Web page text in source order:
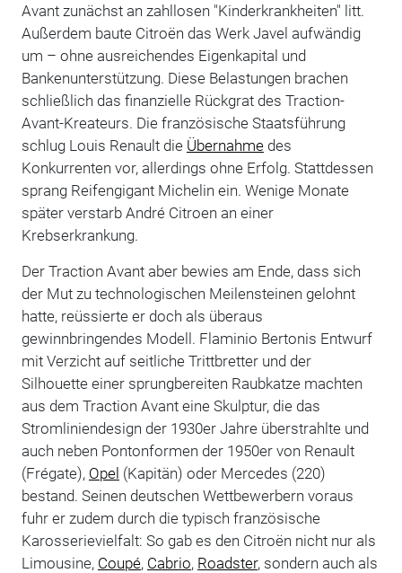
Avant zunächst an zahllosen "Kinderkrankheiten" litt.
Außerdem baute Citroën das Werk Javel aufwändig
um – ohne ausreichendes Eigenkapital und
Bankenunterstützung. Diese Belastungen brachen
schließlich das finanzielle Rückgrat des Traction-
Avant-Kreateurs. Die französische Staatsführung
schlug Louis Renault die Übernahmedes
Konkurrenten vor, allerdings ohne Erfolg. Stattdessen
sprang Reifengigant Michelin ein. Wenige Monate
später verstarb André Citroen an einer
Krebserkrankung.
Der Traction Avant aber bewies am Ende, dass sich
der Mut zu technologischen Meilensteinen gelohnt
hatte, reüssierte er doch als überaus
gewinnbringendes Modell. Flaminio Bertonis Entwurf
mit Verzicht auf seitliche Trittbretter und der
Silhouette einer sprungbereiten Raubkatze machten
aus dem Traction Avant eine Skulptur, die das
Stromliniendesign der 1930er Jahre überstrahlte und
auch neben Pontonformen der 1950er von Renault
(Frégate), Opel (Kapitän) oder Mercedes (220)
bestand. Seinen deutschen Wettbewerbern voraus
fuhr er zudem durch die typisch französische
Karosserievielfalt: So gab es den Citroën nicht nur als
Limousine, Coupé, Cabrio, Roadster, sondern auch als